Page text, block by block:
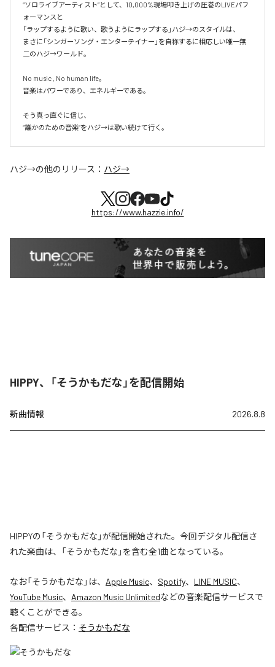
“ソロライブアーティスト”として、10,000%現場叩き上げの圧巻のLIVEパフ
ォーマンスと
「ラップするように歌い、歌うようにラップする」ハジ→のスタイルは、
まさに「シンガーソング・エンターテイナー」を自称するに相応しい唯一無
二のハジ→ワールド。
No music , No human life。
音楽はパワーであり、エネルギーである。
そう真っ直ぐに信じ、
ハジ→の他のリリース： ハジ→
https://www.hazzie.info/
HIPPY、「そうかもだな」を配信開始
新曲情報 2026.8.8
HIPPYの「そうかもだな」が配信開始された。今回デジタル配信さ
れた楽曲は、「そうかもだな」を含む全1曲となっている。
なお「そうかもだな 」は、 Apple Music、 Spotify、 LINE MUSIC、
YouTube Music、 Amazon Music Unlimitedなどの音楽配信サービスで
聴くことができる。
各配信サービス： そうかもだな